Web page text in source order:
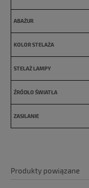
ABAŻUR
KOLOR STELAŻA
STELAŻ LAMPY
ŹRÓDŁO ŚWIATŁA
ZASILANIE
Produkty powiązane